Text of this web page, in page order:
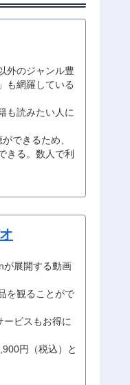
外のジャンル豊
も網羅している
も読みたい人に
できるため、
きる。数人で利
が展開する動画
を観ることがで
ービスもお得に
円（税込）と